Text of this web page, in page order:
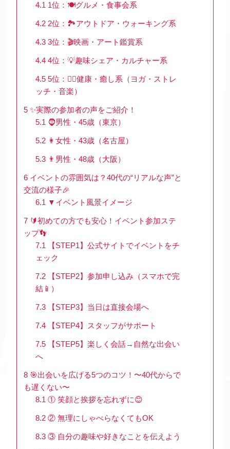
4.1 1位：🍽グルメ・食事会系
4.22位：🏞アウトドア・ウォーキング系
4.33位：🎬映画・アート鑑賞系
4.44位：💡趣味シェア・カルチャー系
4.55位：🧘‍♀️健康・癒し系（ヨガ・ストレ
ッチ・音楽）
5 ✨実際の参加者の声をご紹介！
5.1 🧔男性・45歳（東京）
5.2👩女性・43歳（名古屋）
5.3👨男性・48歳（大阪）
6 イベントの雰囲気は？40代の“リアルな声”と
交流の様子🎉
6.1 ▼イベント風景イメージ
7 🔰初めての方でも安心！イベント参加ステ
ップ👣
7.1 【STEP1】公式サイトでイベントをチ
ェック
7.2【STEP2】参加申し込み（スマホで完
結📱）
7.3【STEP3】当日は直接会場へ
7.4【STEP4】スタッフがサポート
7.5【STEP5】楽しく会話→自然な出会い
へ
8 🎯出会いを広げる5つのコツ！〜40代からで
も遅くない〜
8.1 ① 笑顔と挨拶を忘れずに😊
8.2② 無理にしゃべらなくてもOK
8.3③ 自分の趣味や好きなことを伝えよう